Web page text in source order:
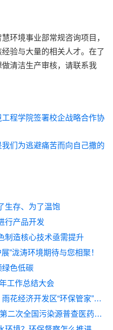
环境事业部常规咨询项目，
验与大量的相关人才。在了
清洁生产审核，请联系我
程学院签署校企战略合作协
们为逃避痛苦而向自己撒的
生存、为了温饱
行产品开发
制造核心技术亟需提升
”泷涛环境期待与您相聚！
绿色低碳
工作总结大会
“扎根一线”助力提质增效！雨花经济开发区“环保管家”上线！
泷涛环境牵头联合体中标“第二次全国污染源普查医药制造行业 产排污量核算方法与指南编制”项目